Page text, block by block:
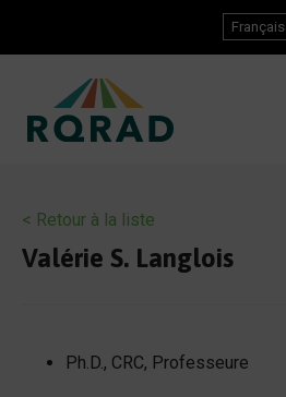
Français
< Retour à la liste
Valérie S. Langlois
Ph.D., CRC, Professeure